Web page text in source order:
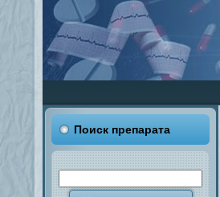
Поиск препарата